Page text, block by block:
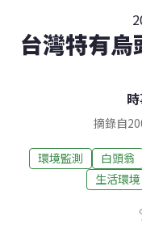
台灣特有烏
摘錄自
環境監測 白頭翁
生活環境